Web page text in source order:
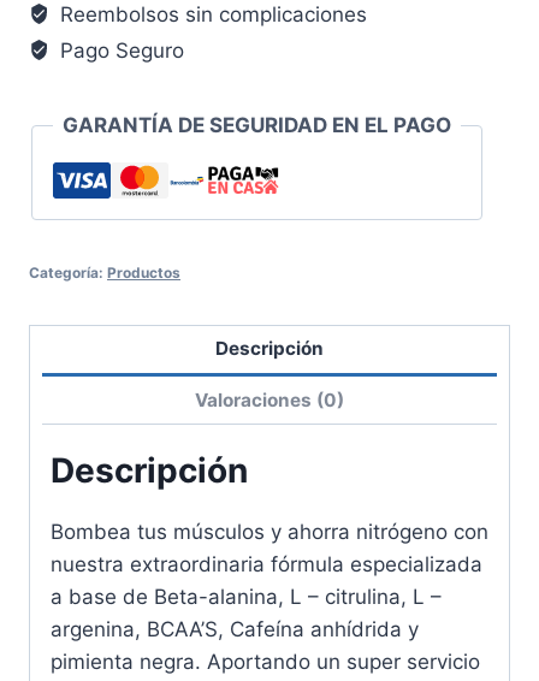
Nutrition
cantidad
Reembolsos sin complicaciones
Pago Seguro
GARANTÍA DE SEGURIDAD EN EL PAGO
Categoría: Productos
Descripción
Valoraciones (0)
Descripción
Bombea tus músculos y ahorra nitrógeno con
nuestra extraordinaria fórmula especializada
a base de Beta-alanina, L – citrulina, L –
argenina, BCAA’S, Cafeína anhídrida y
pimienta negra. Aportando un super servicio